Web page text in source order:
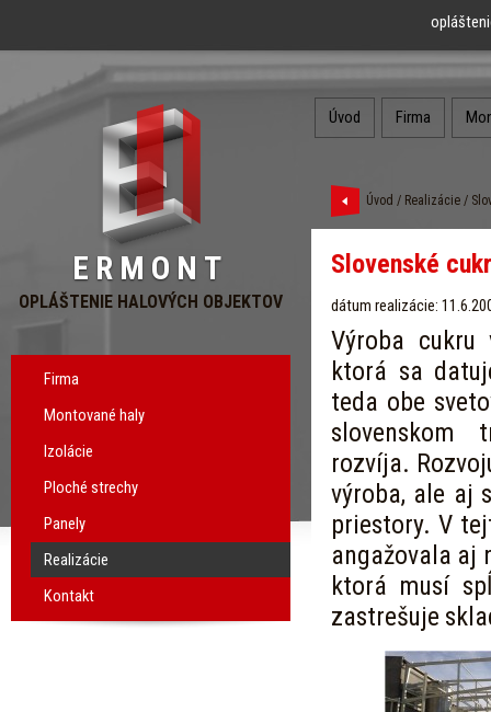
ERMONT
OPLÁŠTENIE HALOVÝCH OBJEKTOV
Firma
Montované haly
Izolácie
Ploché strechy
Panely
Realizácie
Kontakt
Úvod Firma
Úvod / Realizácie /
Slovenské
dátum realizácie:
Výroba
ktorá sa
teda obe
slovenskom
rozvíja.
výroba, ale aj
priestory. V
angažovala aj
ktorá musí
zastrešuje